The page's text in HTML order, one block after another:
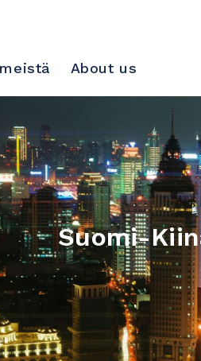
About us
Suomi-